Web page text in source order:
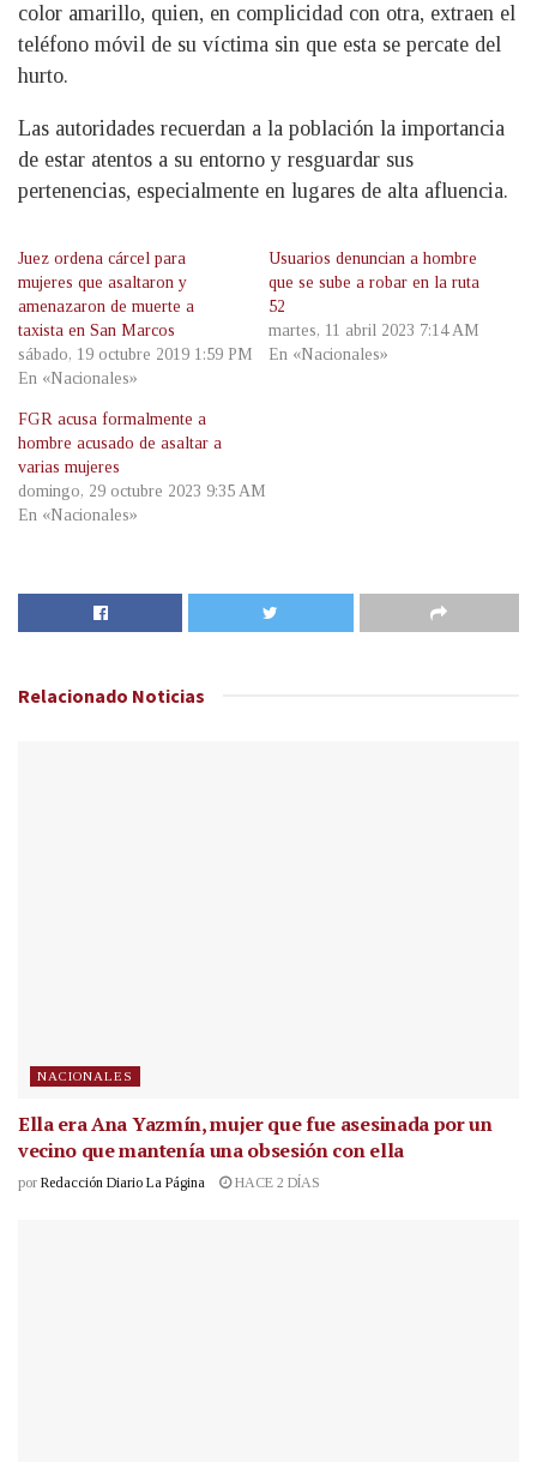
color amarillo, quien, en complicidad con otra, extraen el
teléfono móvil de su víctima sin que esta se percate del
hurto.
Las autoridades recuerdan a la población la importancia
de estar atentos a su entorno y resguardar sus
pertenencias, especialmente en lugares de alta afluencia.
Juez ordena cárcel para
mujeres que asaltaron y
amenazaron de muerte a
taxista en San Marcos
sábado, 19 octubre 2019 1:59 PM
En «Nacionales»
Usuarios denuncian a hombre
que se sube a robar en la ruta
52
martes, 11 abril 2023 7:14 AM
En «Nacionales»
FGR acusa formalmente a
hombre acusado de asaltar a
varias mujeres
domingo, 29 octubre 2023 9:35 AM
En «Nacionales»
Relacionado Noticias
NACIONALES
Ella era Ana Yazmín, mujer que fue asesinada por un
vecino que mantenía una obsesión con ella
por Redacción Diario La Página HACE 2 DÍAS